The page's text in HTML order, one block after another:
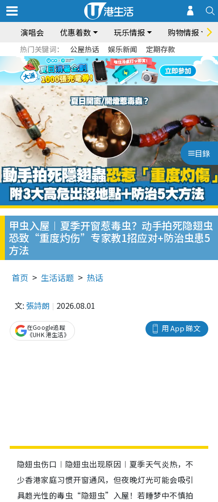
演唱会 优惠着数 玩乐情报 购物情报
热门关键词： 公屋热话 娱乐新闻 定期存款
目錄
甲虫入屋︱夏季开窗惹毒虫？动手拍死隐翅虫
恐致“重度灼伤”专家教1招应对+防治虫患5
方法
首页 生活话题 热话
文: 張詩朗 2026.08.01
用 App 睇文
在Google追蹤
《UHK 港生活》
隐翅虫伤口︱隐翅虫出现原因︱夏季天气炎热，不
少香港家庭习惯开窗通风，但夜晚灯光可能会吸引
具趋光性的毒虫“隐翅虫”入屋！若睡梦中不慎拍